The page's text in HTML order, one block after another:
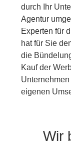
durch Ihr
Agentur
Experten für
hat für Sie
die
Kauf der
eigenen
Wir